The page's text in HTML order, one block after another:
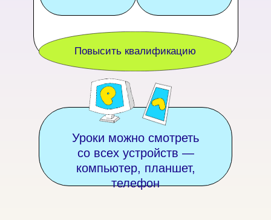
Повысить квалификацию
Уроки можно смотреть
со всех устройств —
компьютер, планшет,
телефон